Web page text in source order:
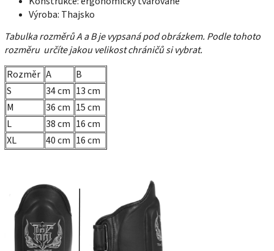
Výroba: Thajsko
Tabulka rozměrů A a B je vypsaná pod obrázkem. Podle tohoto
rozměru určíte jakou velikost chráničů si vybrat.
Rozměr A
B
S
34 cm 13 cm
M
36 cm 15 cm
L
38 cm 16 cm
XL
40 cm 16 cm